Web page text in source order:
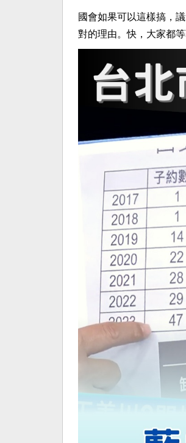
國會如果可以這樣搞，
對的理由。快，大家都